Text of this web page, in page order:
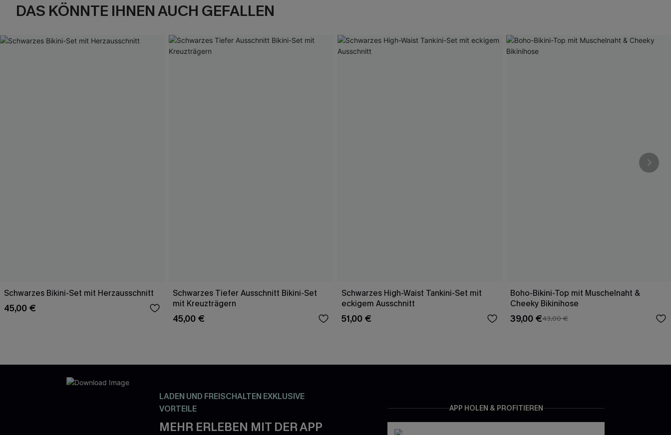
DAS KÖNNTE IHNEN AUCH GEFALLEN
Schwarzes Bikini-Set mit Herzausschnitt
45,00 €
Schwarzes Tiefer Ausschnitt Bikini-Set
mit Kreuzträgern
45,00 €
Schwarzes High-Waist Tankini-Set mit
eckigem Ausschnitt
51,00 €
Boho-Bikini-Top mit Muschelnaht &
Cheeky Bikinihose
39,00 €43,00 €
LADEN UND FREISCHALTEN EXKLUSIVE
VORTEILE
MEHR ERLEBEN MIT DER APP
APP HOLEN & PROFITIEREN